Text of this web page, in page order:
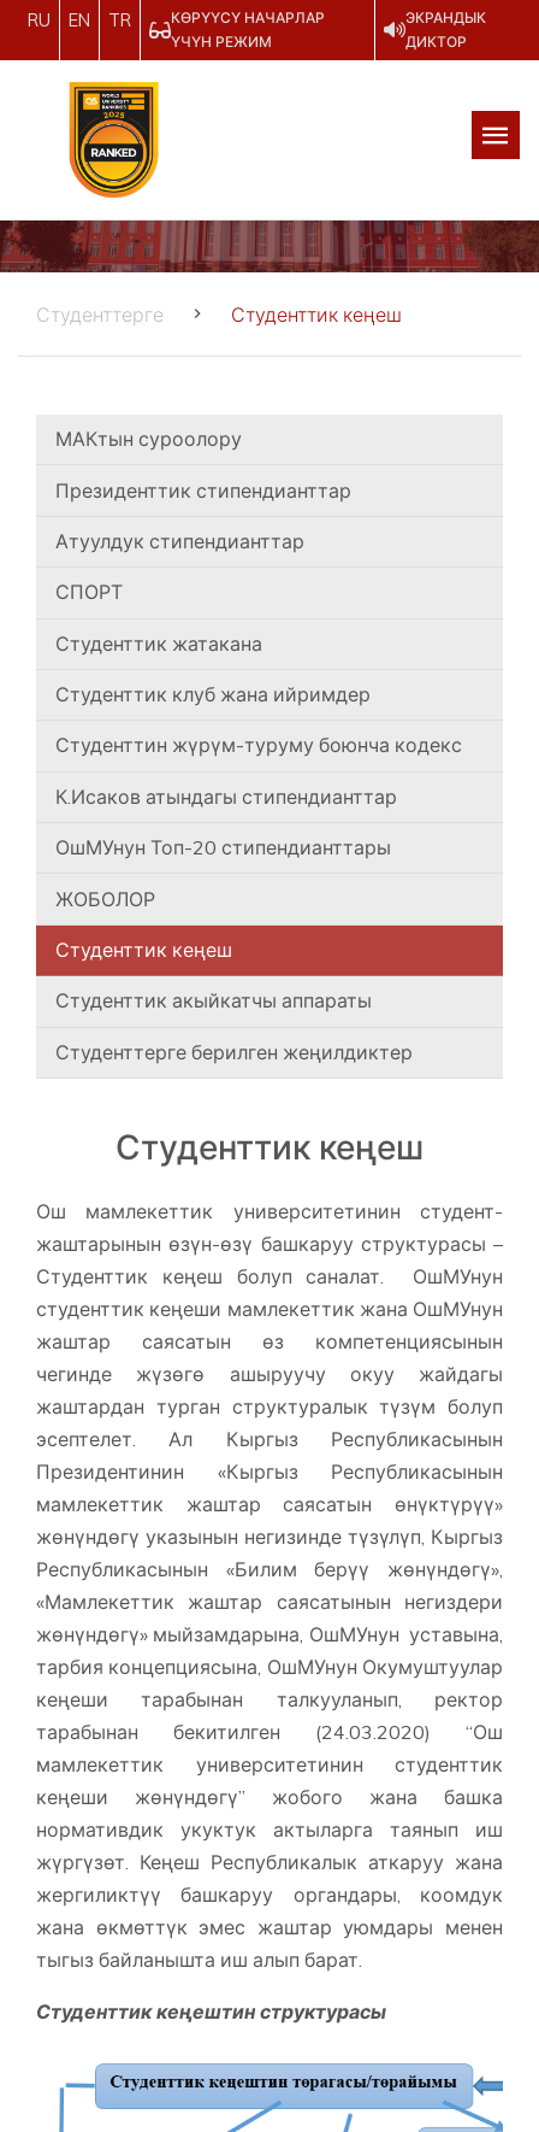
RU EN TR
КӨРҮҮСҮ НАЧАРЛАР
ҮЧҮН РЕЖИМ
ЭКРАНДЫК
ДИКТОР
Студенттерге Студенттик кеңеш
МАКтын суроолору
Президенттик стипендианттар
Атуулдук стипендианттар
СПОРТ
Студенттик жатакана
Студенттик клуб жана ийримдер
Студенттин жүрүм-туруму боюнча кодекс
К.Исаков атындагы стипендианттар
ОшМУнун Топ-20 стипендианттары
ЖОБОЛОР
Студенттик кеңеш
Студенттик акыйкатчы аппараты
Студенттерге берилген жеңилдиктер
Студенттик кеңеш
Ош мамлекеттик университетинин
студент-
жаштарынын өзүн-өзү башкаруу структурасы –
Студенттик кеңеш болуп саналат. ОшМУнун
студенттик кеңеши мамлекеттик жана ОшМУнун
жаштар саясатын өз компетенциясынын
чегинде жүзөгө ашыруучу окуу жайдагы
жаштардан турган структуралык түзүм болуп
эсептелет. Ал Кыргыз Республикасынын
Президентинин «Кыргыз Республикасынын
мамлекеттик жаштар саясатын өнүктүрүү»
жөнүндөгү указынын негизинде түзүлүп, Кыргыз
Республикасынын «Билим берүү жөнүндөгү»,
«Мамлекеттик жаштар саясатынын негиздери
жөнүндөгү» мыйзамдарына, ОшМУнун уставына,
тарбия концепциясына, ОшМУнун Окумуштуулар
кеңеши тарабынан талкууланып, ректор
тарабынан бекитилген (24.03.2020) “Ош
мамлекеттик университетинин студенттик
кеңеши жөнүндөгү” жобого жана башка
нормативдик укуктук актыларга таянып иш
жүргүзөт. Кеңеш Республикалык аткаруу жана
жергиликтүү башкаруу органдары, коомдук
жана өкмөттүк эмес жаштар уюмдары менен
тыгыз байланышта иш алып барат.
Студенттик кеңештин структурасы